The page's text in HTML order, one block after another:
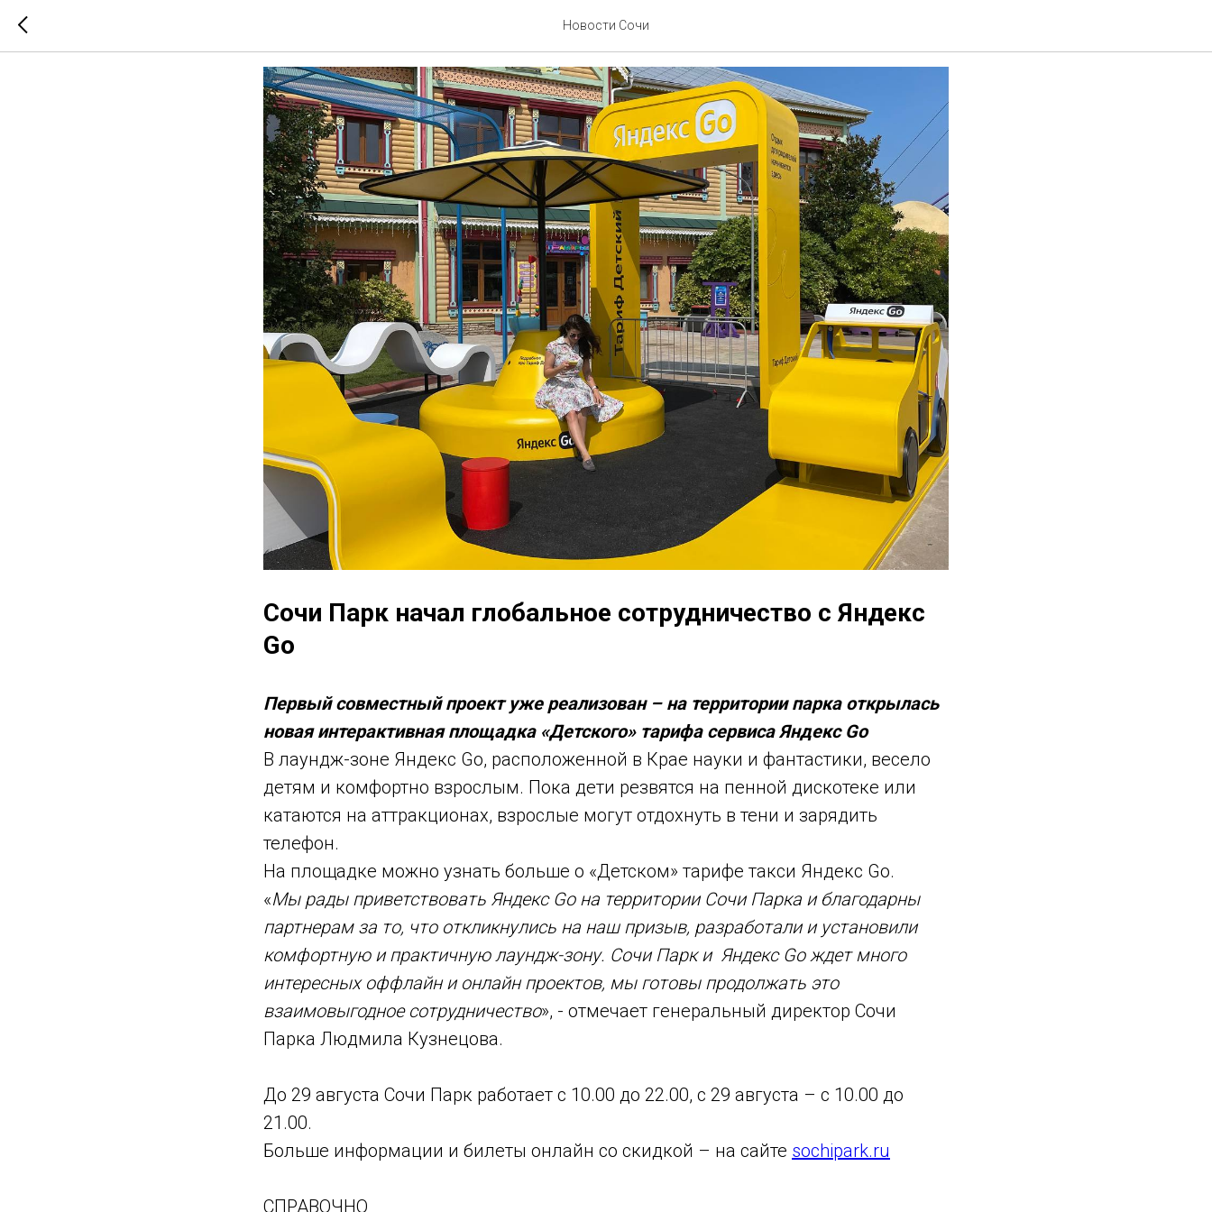
Новости Сочи
СОЧИ ПАРК НАЧАЛ
Сочи Парк начал глобальное сотрудничество с Яндекс
Go
Первый совместный проект уже реализован – на территории парка открылась
новая интерактивная площадка «Детского» тарифа сервиса Яндекс Go
В лаундж-зоне Яндекс Go, расположенной в Крае науки и фантастики, весело
детям и комфортно взрослым. Пока дети резвятся на пенной дискотеке или
катаются на аттракционах, взрослые могут отдохнуть в тени и зарядить
телефон.
На площадке можно узнать больше о «Детском» тарифе такси Яндекс Go.
«Мы рады приветствовать Яндекс Go на территории Сочи Парка и благодарны
партнерам за то, что откликнулись на наш призыв, разработали и установили
комфортную и практичную лаундж-зону. Сочи Парк и Яндекс Go ждет много
интересных оффлайн и онлайн проектов, мы готовы продолжать это
взаимовыгодное сотрудничество», - отмечает генеральный директор Сочи
Парка Людмила Кузнецова.
До 29 августа Сочи Парк работает с 10.00 до 22.00, с 29 августа – с 10.00 до
21.00.
Больше информации и билеты онлайн со скидкой – на сайте sochipark.ru
СПРАВОЧНО